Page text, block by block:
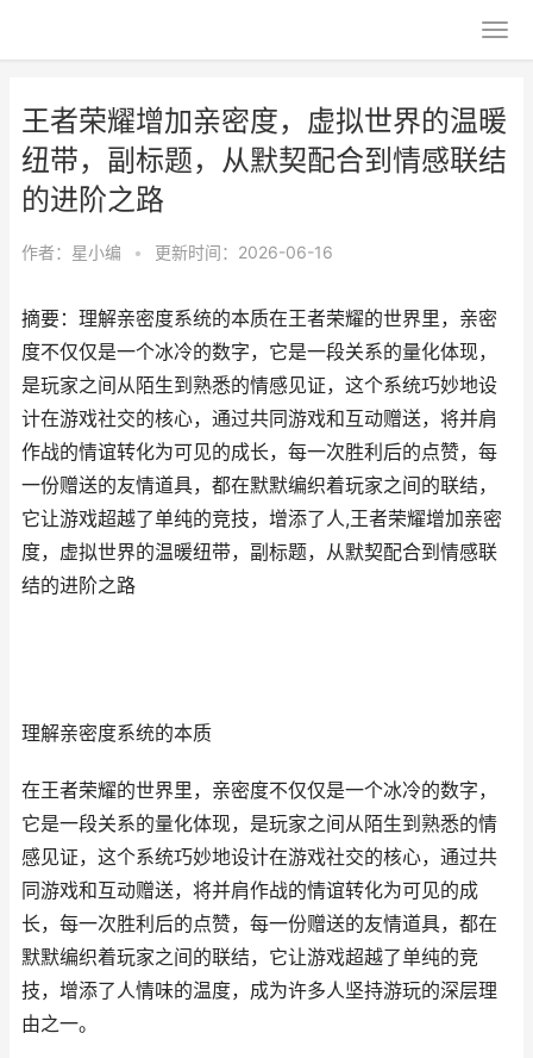
王者荣耀增加亲密度，虚拟世界的温暖
纽带，副标题，从默契配合到情感联结
的进阶之路
作者： 星小编 • 更新时间：2026-06-16
摘要：理解亲密度系统的本质在王者荣耀的世界里，亲密
度不仅仅是一个冰冷的数字，它是一段关系的量化体现，
是玩家之间从陌生到熟悉的情感见证，这个系统巧妙地设
计在游戏社交的核心，通过共同游戏和互动赠送，将并肩
作战的情谊转化为可见的成长，每一次胜利后的点赞，每
一份赠送的友情道具，都在默默编织着玩家之间的联结，
它让游戏超越了单纯的竞技，增添了人,王者荣耀增加亲密
度，虚拟世界的温暖纽带，副标题，从默契配合到情感联
结的进阶之路
理解亲密度系统的本质
在王者荣耀的世界里，亲密度不仅仅是一个冰冷的数字，
它是一段关系的量化体现，是玩家之间从陌生到熟悉的情
感见证，这个系统巧妙地设计在游戏社交的核心，通过共
同游戏和互动赠送，将并肩作战的情谊转化为可见的成
长，每一次胜利后的点赞，每一份赠送的友情道具，都在
默默编织着玩家之间的联结，它让游戏超越了单纯的竞
技，增添了人情味的温度，成为许多人坚持游玩的深层理
由之一。